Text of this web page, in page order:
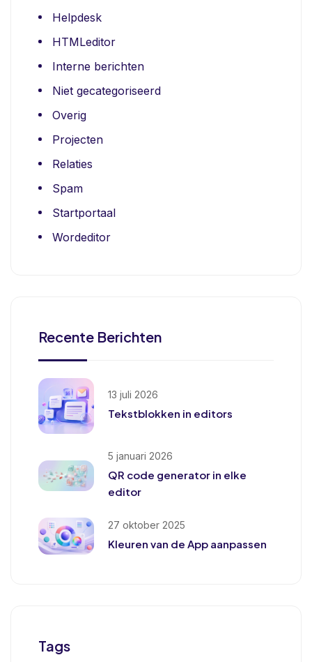
Helpdesk
HTMLeditor
Interne berichten
Niet gecategoriseerd
Overig
Projecten
Relaties
Spam
Startportaal
Wordeditor
Recente Berichten
13 juli 2026
Tekstblokken in editors
5 januari 2026
QR code generator in elke
editor
27 oktober 2025
Kleuren van de App aanpassen
Tags